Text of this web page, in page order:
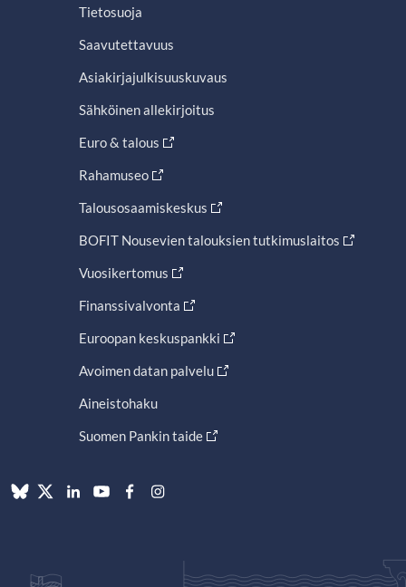
Tietosuoja
Saavutettavuus
Asiakirjajulkisuuskuvaus
Sähköinen allekirjoitus
Euro & talous
Rahamuseo
Talousosaamiskeskus
BOFIT Nousevien talouksien tutkimuslaitos
Vuosikertomus
Finanssivalvonta
Euroopan keskuspankki
Avoimen datan palvelu
Aineistohaku
Suomen Pankin taide